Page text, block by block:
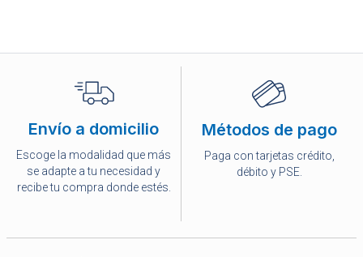
Envío a domicilio
Escoge la modalidad que más
se adapte a tu necesidad y
recibe tu compra donde estés.
Métodos de pago
Paga con tarjetas crédito,
débito y PSE.